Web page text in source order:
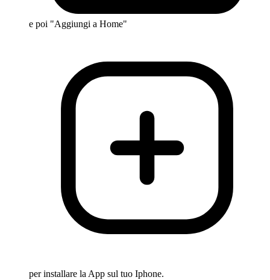
e poi "Aggiungi a Home"
per installare la App sul tuo Iphone.